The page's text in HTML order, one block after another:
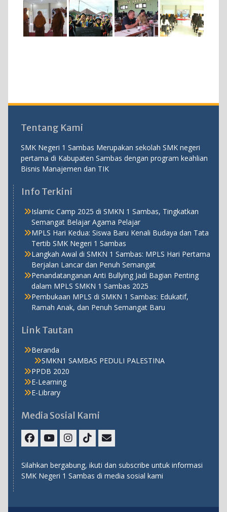
Tentang Kami
SMK Negeri 1 Sambas Merupakan sekolah SMK negeri
pertama di Kabupaten Sambas dengan program keahlian
Bisnis Manajemen dan TIK
Info Terkini
Islamic Camp 2025 di SMKN 1 Sambas, Tingkatkan
Semangat Belajar Agama Pelajar
MPLS Hari Kedua: Siswa Baru Kenali Budaya dan Tata
Tertib SMK Negeri 1 Sambas
Langkah Awal di SMKN 1 Sambas: MPLS Hari Pertama
Berjalan Lancar dan Penuh Semangat
Penandatanganan Anti Bullying Jadi Bagian Penting
dalam MPLS SMKN 1 Sambas 2025
Pembukaan MPLS di SMKN 1 Sambas: Edukatif,
Ramah Anak, dan Penuh Semangat Baru
Link Tautan
Beranda
SMKN1 SAMBAS PEDULI PALESTINA
PPDB 2020
E-Learning
E-Library
Media Sosial Kami
Silahkan bergabung, ikuti dan subscribe untuk informasi
SMK Negeri 1 Sambas di media sosial kami